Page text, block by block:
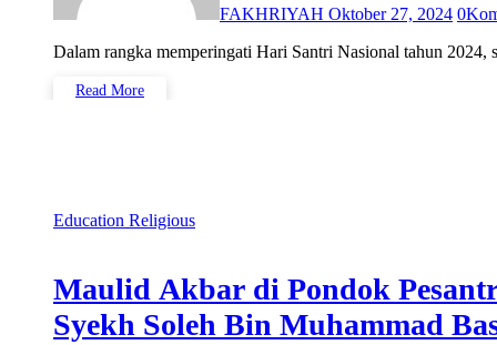
FAKHRIYAH Oktober 27, 2024 0
Dalam rangka memperingati Hari Santri Nasional tahun
Read More
Education Religious
Maulid Akbar di Pondok
Syekh Soleh Bin Muhammad